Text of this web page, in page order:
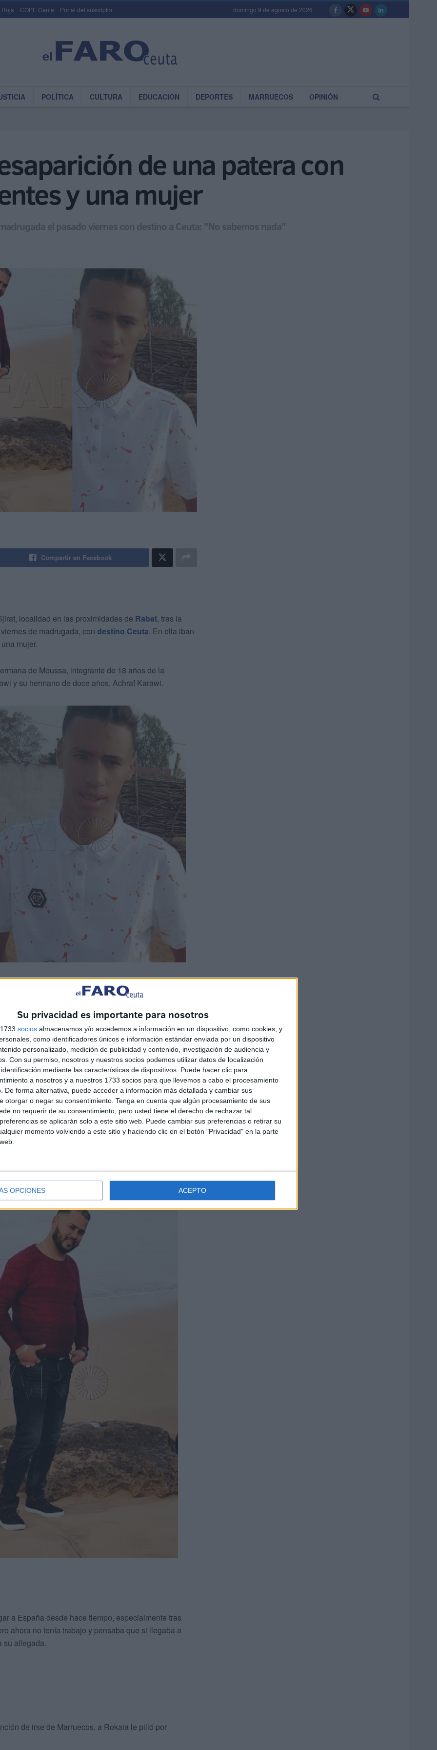
Su privacidad es importante para nosotros
socios almacenamos y/o accedemos a información en un dispositivo, como cookies, y
como identificadores únicos e información estándar enviada por un dispositivo
personalizado, medición de publicidad y contenido, investigación de audiencia y
Con su permiso, nosotros y nuestros socios podemos utilizar datos de localización
mediante las características de dispositivos. Puede hacer clic para
a nosotros y a nuestros 1733 socios para que llevemos a cabo el procesamiento
De forma alternativa, puede acceder a información más detallada y cambiar sus
otorgar o negar su consentimiento. Tenga en cuenta que algún procesamiento de sus
no requerir de su consentimiento, pero usted tiene el derecho de rechazar tal
se aplicarán solo a este sitio web. Puede cambiar sus preferencias o retirar su
momento volviendo a este sitio y haciendo clic en el botón "Privacidad" en la parte
OPCIONES ACEPTO
Roja COPE Ceuta Portal del suscriptor domingo 9 de agosto de 2026
POLÍTICA CULTURA EDUCACIÓN DEPORTES MARRUECOS OPINIÓN
de una patera con
y una mujer
el pasado viernes con destino a Ceuta: "No sabemos nada"
Compartir en Facebook
localidad en las proximidades de Rabat, tras la
de madrugada, con destino Ceuta. En ella iban
mujer.
de Moussa, integrante de 18 años de la
y su hermano de doce años, Achraf Karawi.
con conocidos de Moussa, "en la barca iban
mañana del pasado viernes. Desde entonces, no han
de la expedición: "No sabemos nada. Nos
dicen que no han encontrado ninguna barca", lamenta
a España desde hace tiempo, especialmente tras
ahora no tenía trabajo y pensaba que si llegaba a
su allegada.
de irse de Marruecos, a Rokaia le pilló por